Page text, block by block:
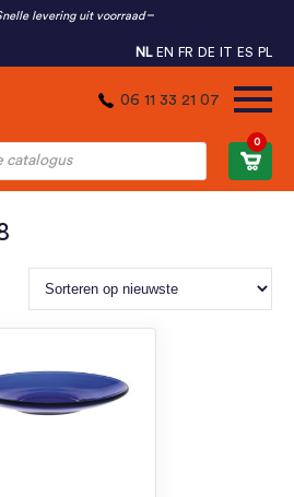
levering uit voorraad
NL EN FR DE IT ES PL
06 11 33 21 07
0